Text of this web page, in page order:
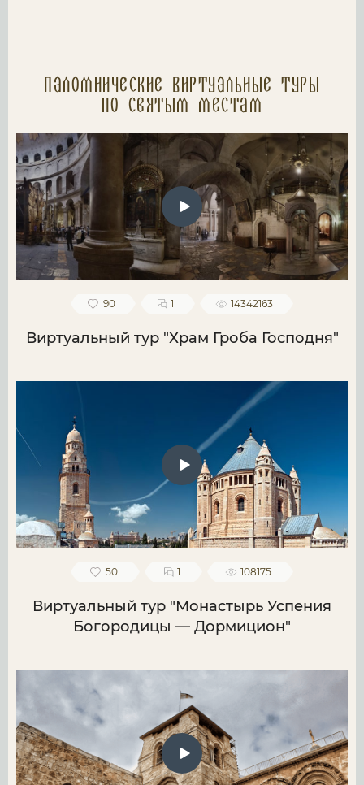
Паломнические Виртуальные туры
по святым местам
90 1 14342163
Виртуальный тур "Храм Гроба Господня"
50 1 108175
Виртуальный тур "Монастырь Успения
Богородицы — Дормицион"